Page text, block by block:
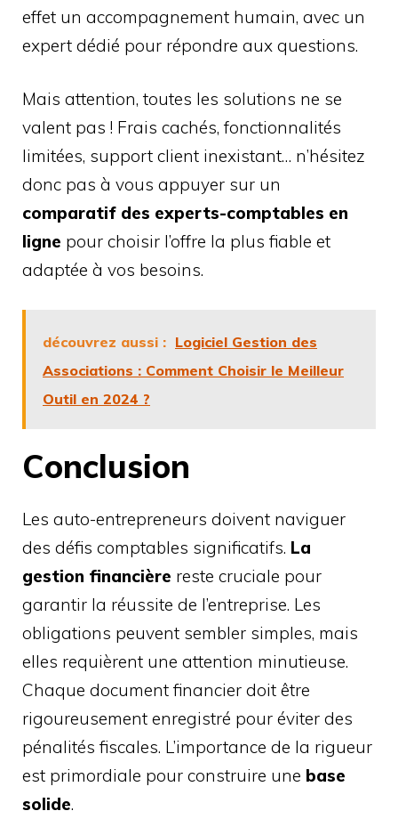
effet un accompagnement humain, avec un
expert dédié pour répondre aux questions.
Mais attention, toutes les solutions ne se
valent pas ! Frais cachés, fonctionnalités
limitées, support client inexistant… n’hésitez
donc pas à vous appuyer sur un
comparatif des experts-comptables en
ligne pour choisir l’offre la plus fiable et
adaptée à vos besoins.
découvrez aussi : Logiciel Gestion des
Associations : Comment Choisir le Meilleur
Outil en 2024 ?
Conclusion
Les auto-entrepreneurs doivent naviguer
des défis comptables significatifs. La
gestion financière reste cruciale pour
garantir la réussite de l’entreprise. Les
obligations peuvent sembler simples, mais
elles requièrent une attention minutieuse.
Chaque document financier doit être
rigoureusement enregistré pour éviter des
pénalités fiscales. L’importance de la rigueur
est primordiale pour construire une base
solide.